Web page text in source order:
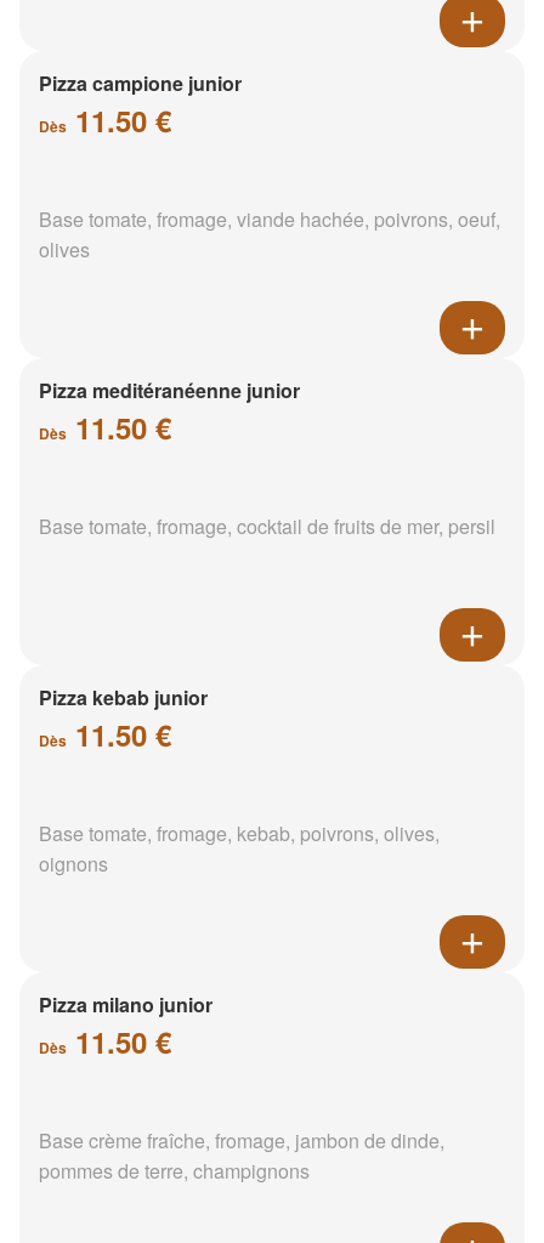
Pizza campione junior
Dès 11.50 €
Base tomate, fromage, viande hachée, poivrons, oeuf,
olives
Pizza meditéranéenne junior
Dès 11.50 €
Base tomate, fromage, cocktail de fruits de mer, persil
Pizza kebab junior
Dès 11.50 €
Base tomate, fromage, kebab, poivrons, olives,
oignons
Pizza milano junior
Dès 11.50 €
Base crème fraîche, fromage, jambon de dinde,
pommes de terre, champignons